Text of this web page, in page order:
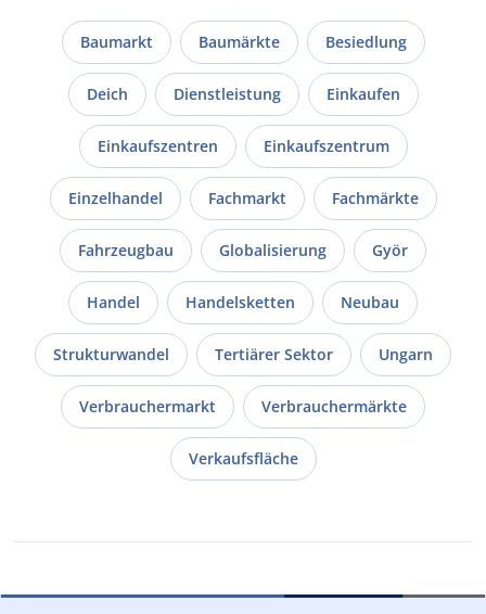
Baumarkt Baumärkte Besiedlung
Deich Dienstleistung Einkaufen
Einkaufszentren Einkaufszentrum
Einzelhandel Fachmarkt Fachmärkte
Fahrzeugbau Globalisierung Györ
Handel Handelsketten Neubau
Strukturwandel Tertiärer Sektor Ungarn
Verbrauchermarkt Verbrauchermärkte
Verkaufsfläche